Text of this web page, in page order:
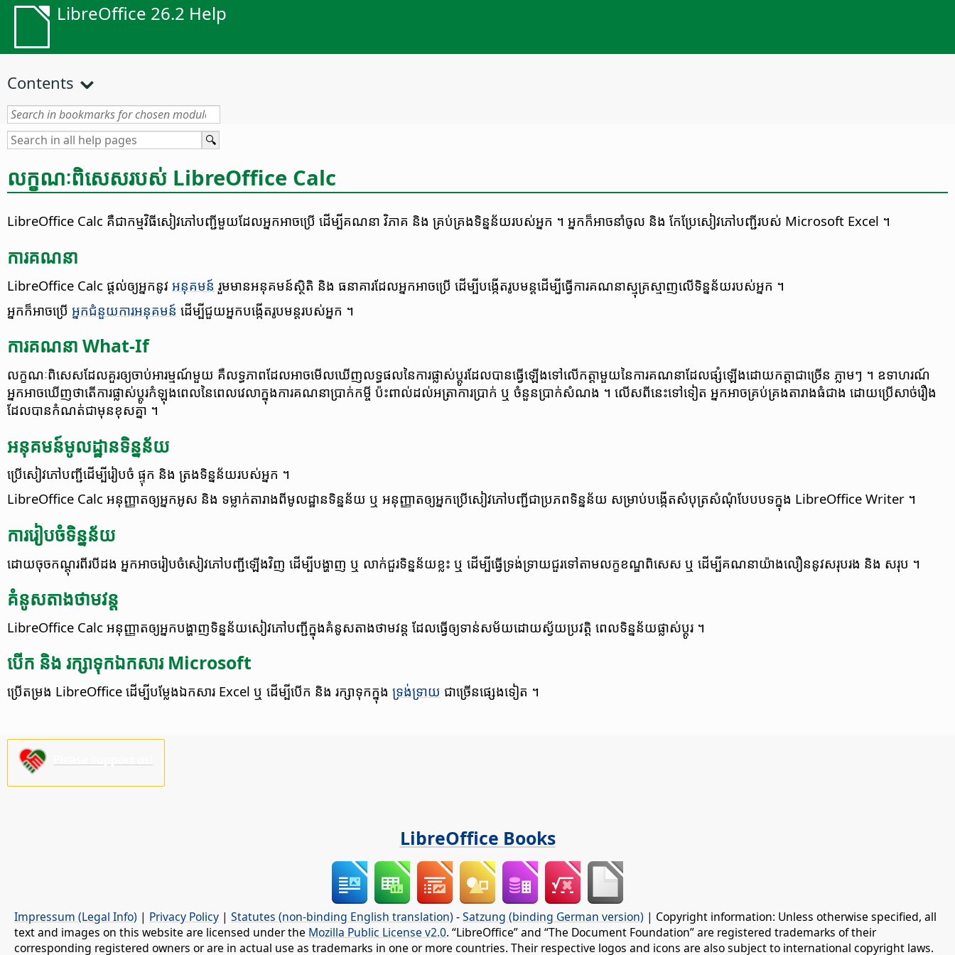
LibreOffice 26.2 Help
Contents
លក្ខណៈ​ពិសេស​របស់ LibreOffice Calc
LibreOffice Calc គឺ​ជា​កម្មវិធី​សៀវភៅ​បញ្ជី​មួយ​ដែល​អ្នក​អាច​ប្រើ ​ដើម្បី​គណនា វិភាគ និង គ្រប់​គ្រងទិន្នន័យ​របស់​អ្នក​ ។ អ្នក​ក៏​អាច​នាំ​ចូល​ និង កែប្រែ​សៀវភៅ​បញ្ជី​របស់​ Microsoft Excel ។
ការ​គណនា
LibreOffice Calc ផ្តល់​ឲ្យ​អ្នក​នូវ​ អនុគមន៍ រួម​មាន​អនុគមន៍​ស្ថិតិ​ និង ​ធនាគារ​​ដែល​អ្នក​អាច​ប្រើ​ ​ដើម្បី​បង្កើត​រូបមន្ត​ដើម្បី​ធ្វើ​ការ​គណនា​ស្មុគ្រស្មាញ​លើ​ទិន្នន័យ​របស់​អ្នក ។
អ្នក​ក៏​អាច​ប្រើ​ អ្នក​ជំនួយ​ការ​អនុគមន៍ ដើម្បី​ជួយ​អ្នក​​បង្កើត​រូបមន្ត​របស់​អ្នក​ ។
ការ​គណនា What-If
លក្ខណៈ​ពិសេស​ដែលគួរ​ឲ្យ​ចាប់​អារម្មណ៍​មួយ គឺ​លទ្ធភាព​ដែល​អាច​មើល​ឃើញ​លទ្ធផល​នៃ​ការ​ផ្លាស់​ប្តូរ​ដែល​បាន​ធ្វើ​ឡើង​ទៅ​លើ​កត្តា​មួយ​នៃ​ការ​គណនា​ដែល​ផ្សំ​ឡើង​ដោយ​កត្តា​ជា​ច្រើន ភ្លាមៗ ។ ឧទាហរណ៍
អ្នក​អាច​ឃើញ​ថា​តើ​ការ​ផ្លាស់​ប្តូរ​កំឡុង​ពេល​នៃ​ពេលវេលាក្នុង​ការ​គណនា​ប្រាក់​កម្ចី ប៉ះពាល់​ដល់​អត្រា​ការ​ប្រាក់ ឬ ចំនួន​ប្រាក់​សំណង ។ លើស​ពី​នេះ​ទៅ​ទៀត អ្នក​អាច​គ្រប់​គ្រង​តារាង​ធំ​ជាង​ ដោយ​ប្រើ​សាច់​រឿង​
ដែល​បាន​កំណត់​ជា​មុន​ខុសគ្នា ។
អនុគមន៍​មូលដ្ឋាន​ទិន្នន័យ
ប្រើ​សៀវភៅ​បញ្ជី​​ដើម្បី​រៀបចំ​ ផ្ទុក និង ត្រង​ទិន្នន័យ​របស់​អ្នក​ ។
LibreOffice Calc អនុញ្ញាត​ឲ្យ​អ្នក​អូស និង ទម្លាក់​តារាង​ពី​មូលដ្ឋាន​ទិន្នន័យ​ ឬ​ អនុញ្ញាត​ឲ្យ​​អ្នក​ប្រើ​សៀវភៅ​បញ្ជី​ជា​ប្រភព​ទិន្នន័យ សម្រាប់​បង្កើត​សំបុត្រ​សំណុំ​បែបបទ​ក្នុង​ LibreOffice Writer ។
ការ​រៀបចំ​ទិន្នន័យ
ដោយ​ចុច​កណ្តុរ​ពីរ​បី​ដង អ្នក​អាច​រៀបចំ​សៀវភៅ​បញ្ជី​ឡើង​វិញ​ ដើម្បី​បង្ហាញ ឬ លាក់​ជួរ​ទិន្នន័យ​ខ្លះ ឬ ដើម្បី​ធ្វើ​ទ្រង់ទ្រាយ​ជួរ​ទៅ​តាម​លក្ខខណ្ឌ​ពិសេស ឬ ដើម្បី​គណនា​យ៉ាង​លឿន​នូវ​សរុប​រង និង សរុប ។
គំនូស​តាង​ថាមវន្ត
LibreOffice Calc អនុញ្ញាត​ឲ្យ​អ្នក​បង្ហាញ​ទិន្នន័យ​សៀវភៅ​បញ្ជី​ក្នុង​​គំនូស​តាង​ថាមវន្ត ដែល​ធ្វើ​ឲ្យ​ទាន់​​សម័យ​ដោយ​ស្វ័យ​ប្រវត្តិ ​ពេល​ទិន្នន័យ​ផ្លាស់ប្តូរ ។
បើក និង រក្សា​ទុក​ឯកសារ Microsoft
ប្រើ​តម្រង​ LibreOffice ដើម្បី​បម្លែង​ឯកសារ​ Excel ឬ​ ដើម្បី​បើក និង រក្សា​ទុក​ក្នុង ទ្រង់ទ្រាយ ជា​ច្រើន​ផ្សេង​ទៀត ។
LibreOffice Books
Impressum (Legal Info) | Privacy Policy | Statutes (non-binding English translation) -Satzung (binding German version) | Copyright information: Unless otherwise specified, all
text and images on this website are licensed under the Mozilla Public License v2.0. “LibreOffice” and “The Document Foundation” are registered trademarks of their
corresponding registered owners or are in actual use as trademarks in one or more countries. Their respective logos and icons are also subject to international copyright laws.